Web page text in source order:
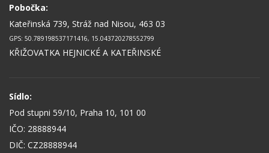
Pobočka:
Kateřinská 739, Stráž nad Nisou, 463 03
GPS: 50.789198537171416, 15.043720278552799
KŘIŽOVATKA HEJNICKÉ A KATEŘINSKÉ
Sídlo:
Pod stupni 59/10, Praha 10, 101 00
IČO: 28888944
DIČ: CZ28888944